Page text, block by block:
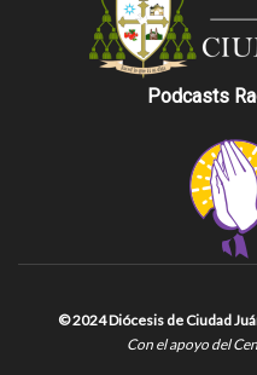
Podcasts
© 2024 Diócesis de Ciudad
Con el apoyo del